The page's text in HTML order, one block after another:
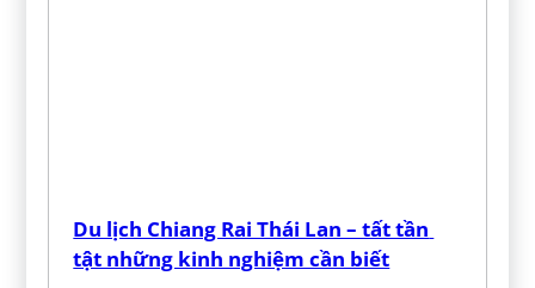
Du lịch Chiang Rai Thái Lan – tất tần
tật những kinh nghiệm cần biết